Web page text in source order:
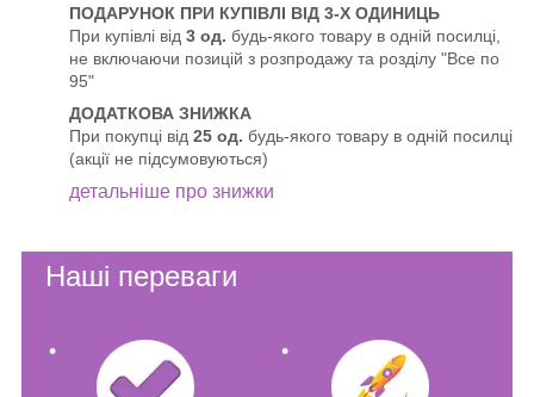
ПОДАРУНОК ПРИ КУПІВЛІ ВІД 3-Х ОДИНИЦЬ
При купівлі від 3 од. будь-якого товару в одній посилці,
не включаючи позицій з розпродажу та розділу "Все по
95"
ДОДАТКОВА ЗНИЖКА
При покупці від 25 од. будь-якого товару в одній посилці
(акції не підсумовуються)
детальніше про знижки
Наші переваги